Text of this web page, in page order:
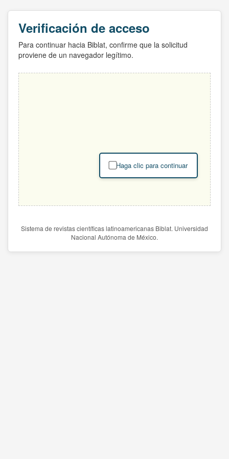
Verificación de acceso
Para continuar hacia Biblat, confirme que la solicitud
proviene de un navegador legítimo.
Haga clic para continuar
Sistema de revistas científicas latinoamericanas Biblat. Universidad
Nacional Autónoma de México.